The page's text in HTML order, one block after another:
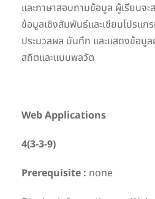
และภาษาสอบถามข้อมูล ผู้เรียนจ
ข้อมูลเชิงสัมพันธ์และเขียนโปรแก
ประมวลผล บันทึก และแสดงข้อมู
สถิตและแบบพลวัต
Web Applications
4(3-3-9)
Prerequisite : none